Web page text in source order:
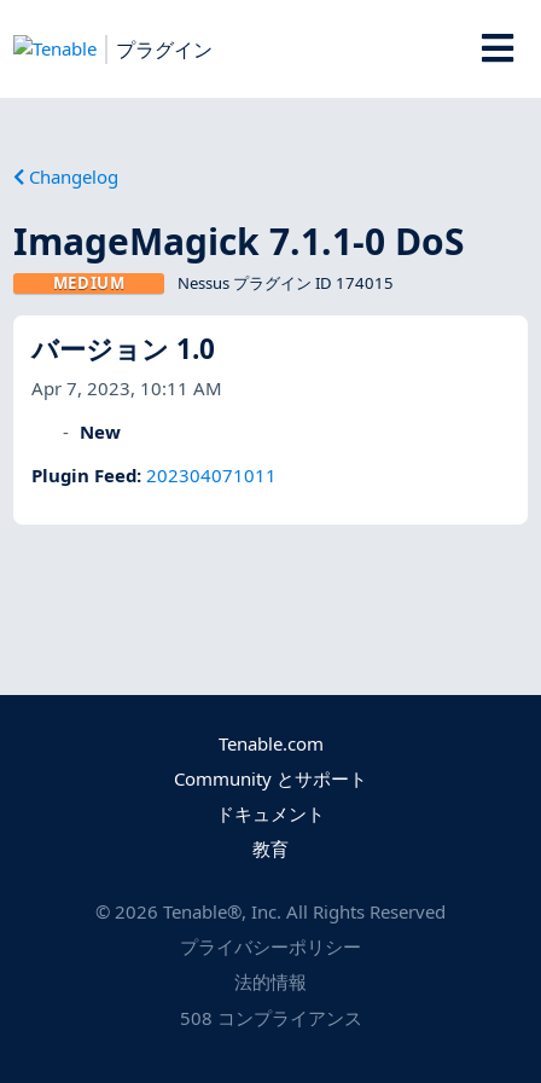
プラグイン
Changelog
ImageMagick 7.1.1-0 DoS
MEDIUM Nessus プラグイン ID 174015
バージョン 1.0
Apr 7, 2023, 10:11 AM
New
Plugin Feed:202304071011
Tenable.com
Community とサポート
ドキュメント
教育
© 2026 Tenable®, Inc. All Rights Reserved
プライバシーポリシー
法的情報
508 コンプライアンス